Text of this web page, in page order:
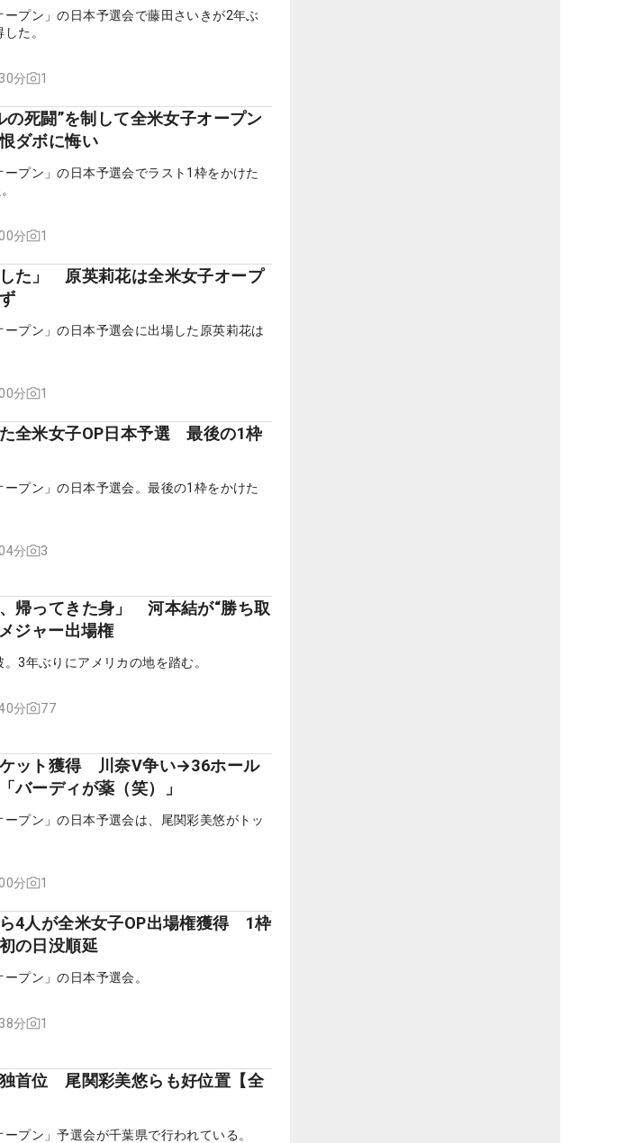
プン」の日本予選会で藤田さいきが2年ぶ
た。
分
1
の死闘”を制して全米女子オープン
ダボに悔い
プン」の日本予選会でラスト1枠をかけた
分
1
した」 原英莉花は全米女子オープ
プン」の日本予選会に出場した原英莉花は
分
1
全米女子OP日本予選 最後の1枠
プン」の日本予選会。最後の1枠をかけた
分
3
、帰ってきた身」 河本結が“勝ち取
ジャー出場権
3年ぶりにアメリカの地を踏む。
分
77
ケット獲得 川奈V争い→36ホール
バーディが薬（笑）」
プン」の日本予選会は、尾関彩美悠がトッ
分
1
4人が全米女子OP出場権獲得 1枠
の日没順延
プン」の日本予選会。
分
1
首位 尾関彩美悠らも好位置【全
プン」予選会が千葉県で行われている。